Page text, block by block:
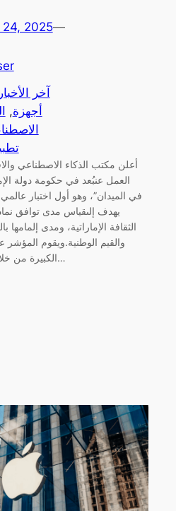
24, 2025—
آخر الأخبار
أجهزة,
أعلن مكتب الذكاء الاصطناعي
العمل عنبُعد في حكومة دولة
يهدف إلىقياس مدى توافق
الثقافة الإماراتية، ومدى إلمامها
والقيم الوطنية.ويقوم المؤشر
الكبيرة من خلال تحدٍّ يركز على عناصر…